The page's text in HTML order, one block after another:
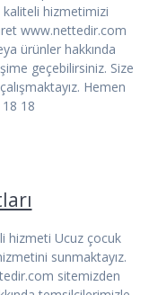
hizmetimizi
www.nettedir.com
ürünler hakkında
geçebilirsiniz. Size
Hemen
18
hizmeti Ucuz çocuk
sunmaktayız.
sitemizden